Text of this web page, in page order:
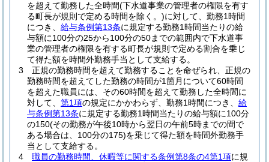
を超えて勤務した全時間(下水道事業の管理者の権限を有す
る町長が規則で定める時間を除く。)に対して、勤務1時間
につき、 給与条例第13条に規定する勤務1時間当たりの給
与額に100分の25から100分の50までの範囲内で下水道事
業の管理者の権限を有する町長が規則で定める割合を乗じ
て得た額を時間外勤務手当として支給する。
3
正規の勤務時間を超えて勤務することを命ぜられ、正規の
勤務時間を超えてした勤務の時間が1箇月について60時間
を超えた職員には、その60時間を超えて勤務した全時間に
対して、 第1項の規定にかかわらず、勤務1時間につき、 給
与条例第13条に規定する勤務1時間当たりの給与額に100分
の150(その勤務が午後10時から翌日の午前5時までの間で
ある場合は、100分の175)を乗じて得た額を時間外勤務手
当として支給する。
4
職員の勤務時間、休暇等に関する条例第8条の4第1項に規